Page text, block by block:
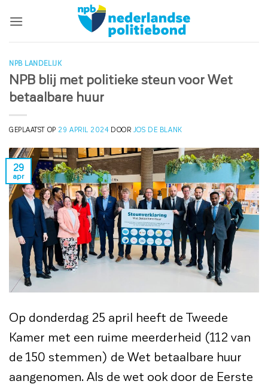
naar
NPB LANDELIJK
NPB blij met politieke steun voor Wet
betaalbare huur
GEPLAATST OP 29 APRIL 2024 DOOR JOS DE BLANK
29
apr
Op donderdag 25 april heeft de Tweede
Kamer met een ruime meerderheid (112 van
de 150 stemmen) de Wet betaalbare huur
aangenomen. Als de wet ook door de Eerste